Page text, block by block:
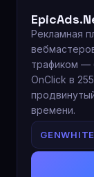
Рекламная
трафиком —
OnClick в
времени.
GENWHITE